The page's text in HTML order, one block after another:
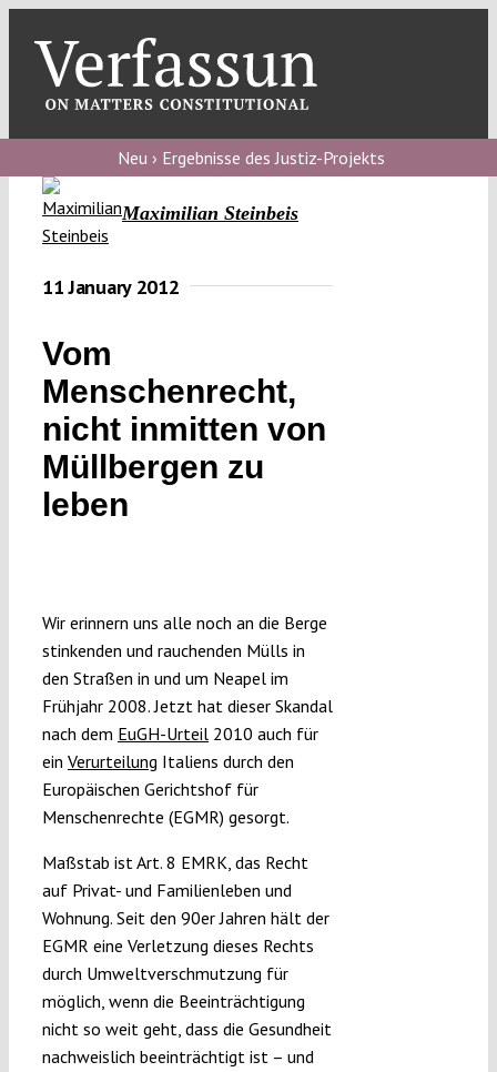
content
blog
Verfassungs
Verfassungs
Verfassungs
editorial
Projects
Neu › Ergebnisse des Justiz-Projekts
Maximilian Steinbeis
11 January 2012
Vom
Menschenrecht,
nicht inmitten von
Müllbergen zu
leben
Wir erinnern uns alle noch an die Berge
stinkenden und rauchenden Mülls in
den Straßen in und um Neapel im
Frühjahr 2008. Jetzt hat dieser Skandal
nach dem EuGH-Urteil2010 auch für
ein Verurteilung Italiens durch den
Europäischen Gerichtshof für
Menschenrechte (EGMR) gesorgt.
Maßstab ist Art. 8 EMRK, das Recht
auf Privat- und Familienleben und
Wohnung. Seit den 90er Jahren hält der
EGMR eine Verletzung dieses Rechts
durch Umweltverschmutzung für
möglich, wenn die Beeinträchtigung
nicht so weit geht, dass die Gesundheit
nachweislich beeinträchtigt ist – und